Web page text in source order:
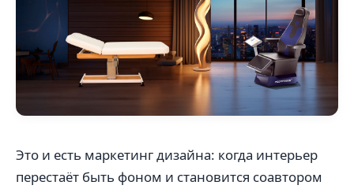
Это и есть маркетинг дизайна: когда интерьер
перестаёт быть фоном и становится соавтором